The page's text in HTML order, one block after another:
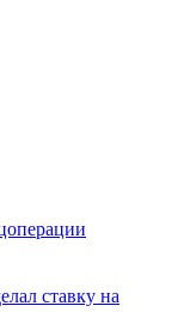
ставку на